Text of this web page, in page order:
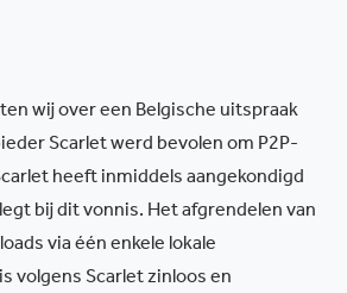
wij over een Belgische uitspraak
Scarlet werd bevolen om P2P-
heeft inmiddels aangekondigd
bij dit vonnis. Het afgrendelen van
via één enkele lokale
volgens Scarlet zinloos en